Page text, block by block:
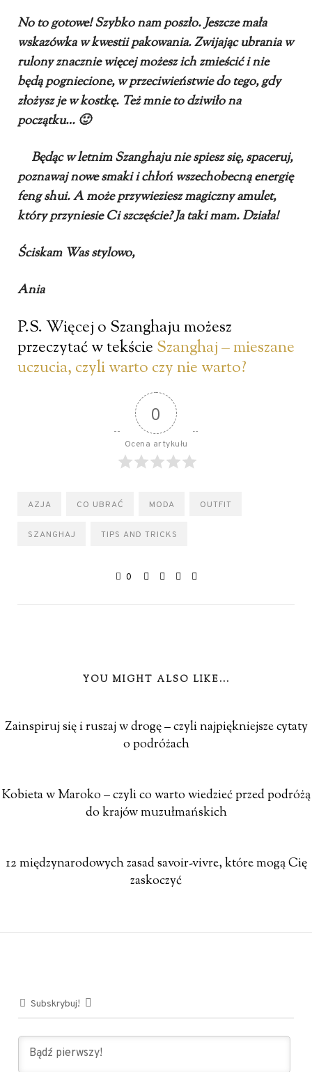
No to gotowe! Szybko nam poszło. Jeszcze mała
wskazówka w kwestii pakowania. Zwijając ubrania w
rulony znacznie więcej możesz ich zmieścić i nie
będą pogniecione, w przeciwieństwie do tego, gdy
złożysz je w kostkę. Też mnie to dziwiło na
początku… 🙂
Będąc w letnim Szanghaju nie spiesz się, spaceruj,
poznawaj nowe smaki i chłoń wszechobecną energię
feng shui. A może przywieziesz magiczny amulet,
który przyniesie Ci szczęście? Ja taki mam. Działa!
Ściskam Was stylowo,
Ania
P.S. Więcej o Szanghaju możesz
przeczytać w tekście Szanghaj – mieszane
uczucia, czyli warto czy nie warto?
0
Ocena artykułu
AZJA CO UBRAĆ MODA OUTFIT
SZANGHAJ TIPS AND TRICKS
0
YOU MIGHT ALSO LIKE...
Zainspiruj się i ruszaj w drogę – czyli najpiękniejsze cytaty
o podróżach
Kobieta w Maroko – czyli co warto wiedzieć przed podróżą
do krajów muzułmańskich
12 międzynarodowych zasad savoir-vivre, które mogą Cię
zaskoczyć
Subskrybuj!